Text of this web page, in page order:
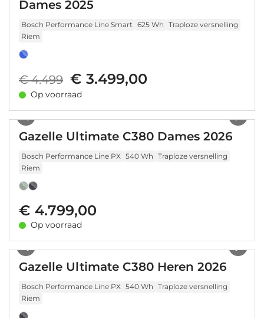
Dames 2025
Bosch Performance Line Smart 625 Wh Traploze versnelling
Riem
€ 4.499 € 3.499,00
Op voorraad
Gazelle Ultimate C380 Dames 2026
Bosch Performance Line PX 540 Wh Traploze versnelling
Riem
€ 4.799,00
Op voorraad
Gazelle Ultimate C380 Heren 2026
Bosch Performance Line PX 540 Wh Traploze versnelling
Riem